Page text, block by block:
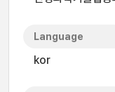
Language
kor